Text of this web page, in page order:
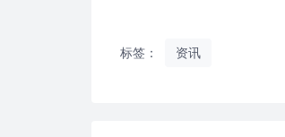
标签： 资讯